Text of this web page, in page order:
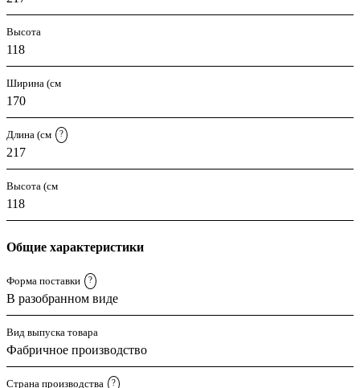
Высота
118
Ширина (см
170
Длина (см ?
217
Высота (см
118
Общие характеристики
Форма поставки ?
В разобранном виде
Вид выпуска товара
Фабричное производство
Страна производства ?